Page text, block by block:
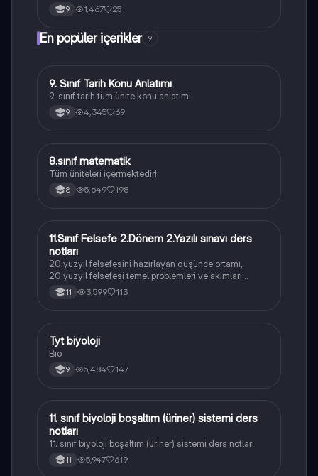
9 1,467 25
En popüler içerikler 9
Tarih
9. Sınıf Tarih Konu Anlatımı
9. sınıf tarih tüm ünite konu anlatımı
9 4,345 69
Matematik
8.sınıf matematik
Tüm üniteleri içermektedir!
8 5,649 198
Felsefe
11.Sınıf Felsefe 2.Dönem 2.Yazılı sınavı ders
notları
20.yüzyıl felsefesini hazırlayan düşünce ortamı,
20.yüzyıl felsefesi temel problemleri ve akımları
konularını içermektedir
11 3,599 113
Biyoloji
Tyt biyoloji
Bio
9 5,484 147
Biyoloji
11. sınıf biyoloji boşaltım (üriner) sistemi ders
notları
11. sınıf biyoloji boşaltım (üriner) sistemi ders notları
11 5,947 619